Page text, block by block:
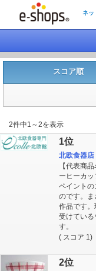
ネッ
スコア順
2件中1～2を表示
1位
北欧食器
【代表商
ーヒーカ
ペイントの
のです。
作品です
受けてい
す。
( スコア 1)
2位